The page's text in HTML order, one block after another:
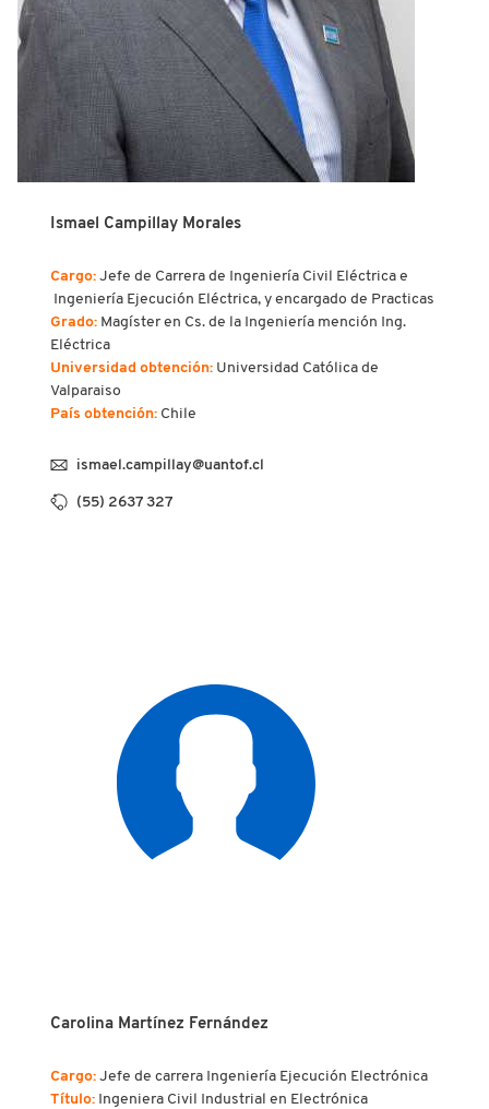
Ismael Campillay Morales
Cargo: Jefe de Carrera de Ingeniería Civil Eléctrica e
Ingeniería Ejecución Eléctrica, y encargado de Practicas
Grado: Magíster en Cs. de la Ingeniería mención Ing.
Eléctrica
Universidad obtención: Universidad Católica de
Valparaiso
País obtención: Chile
ismael.campillay@uantof.cl
(55) 2637 327
Carolina Martínez Fernández
Cargo: Jefe de carrera Ingeniería Ejecución Electrónica
Título: Ingeniera Civil Industrial en Electrónica